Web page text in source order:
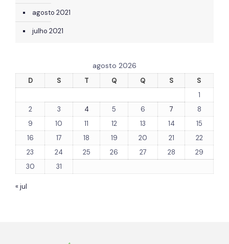
agosto 2021
julho 2021
agosto 2026
D S T Q Q S
S
1
2
3 4 5 6 7
8
9
10 11 12 13 14
15
16
17 18 19 20 21
22
23
24 25 26 27 28
29
30
31
« jul